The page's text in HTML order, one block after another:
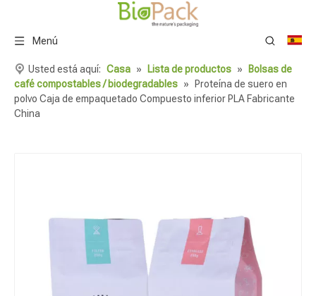
Menú
Usted está aquí: Casa » Lista de productos »
Bolsas de
café compostables / biodegradables »
Proteína de suero en
polvo Caja de empaquetado Compuesto inferior PLA Fabricante
China